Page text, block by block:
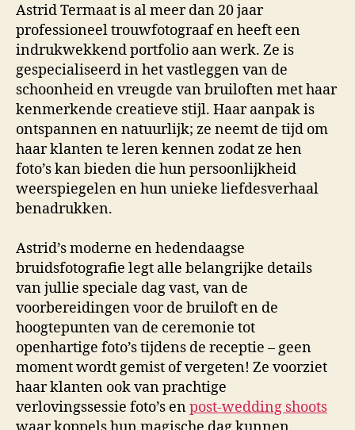
Astrid Termaat is al meer dan 20 jaar
professioneel trouwfotograaf en heeft een
indrukwekkend portfolio aan werk. Ze is
gespecialiseerd in het vastleggen van de
schoonheid en vreugde van bruiloften met haar
kenmerkende creatieve stijl. Haar aanpak is
ontspannen en natuurlijk; ze neemt de tijd om
haar klanten te leren kennen zodat ze hen
foto’s kan bieden die hun persoonlijkheid
weerspiegelen en hun unieke liefdesverhaal
benadrukken.
Astrid’s moderne en hedendaagse
bruidsfotografie legt alle belangrijke details
van jullie speciale dag vast, van de
voorbereidingen voor de bruiloft en de
hoogtepunten van de ceremonie tot
openhartige foto’s tijdens de receptie – geen
moment wordt gemist of vergeten! Ze voorziet
haar klanten ook van prachtige
verlovingssessie foto’s enpost-wedding shoots